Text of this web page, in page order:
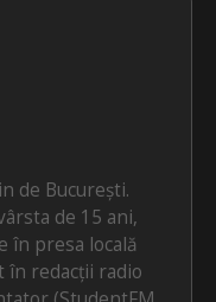
de București.
de 15 ani,
în presa locală
în redacții radio